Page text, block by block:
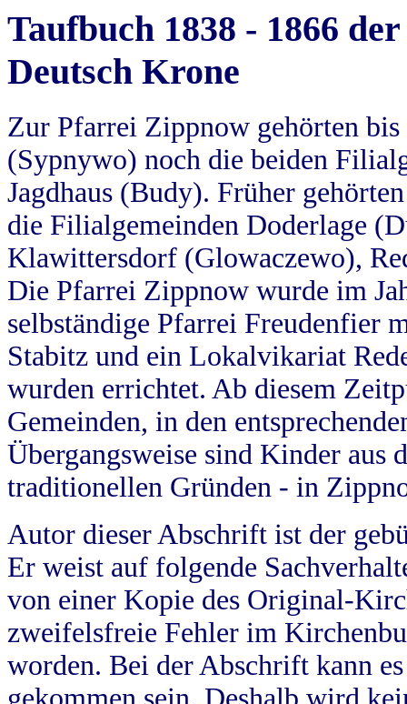
Taufbuch 1838 - 1866
Deutsch Krone
Zur Pfarrei Zippnow gehörten
(Sypnywo) noch die beiden
Jagdhaus (Budy). Früher
die Filialgemeinden Doderlage
Klawittersdorf (Glowaczewo),
Die Pfarrei Zippnow wurde im
selbständige Pfarrei Freudenfier
Stabitz und ein Lokalvikariat
wurden errichtet. Ab diesem
Gemeinden, in den
Übergangsweise sind Kinder aus
traditionellen Gründen - in
Autor dieser Abschrift ist der
Er weist auf folgende
von einer Kopie des Original-
zweifelsfreie Fehler im
worden. Bei der Abschrift kann